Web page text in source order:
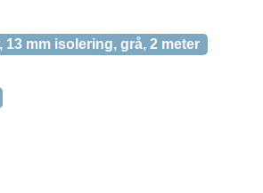
mm isolering, grå, 2 meter